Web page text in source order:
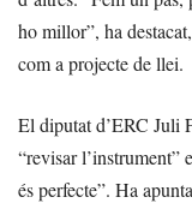
ho millor”, ha
com a projecte de llei.
El diputat d’ERC Juli
“revisar l’instrument”
és perfecte”. Ha